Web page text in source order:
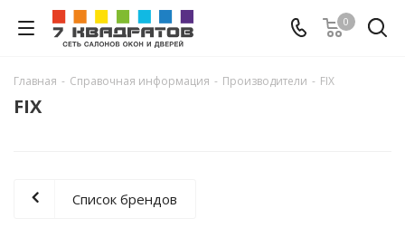
0
Главная - Справочная информация - Производители - FIX
FIX
Список брендов